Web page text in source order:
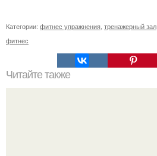
Категории: фитнес упражнения тренажерный зал
фитнес
Читайте также